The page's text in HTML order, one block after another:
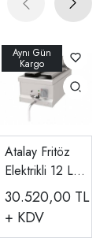
Atalay Fritöz
Elektrikli 12 Lt,
40x70x30 Cm
AEF-470
30.520,00 TL
+ KDV